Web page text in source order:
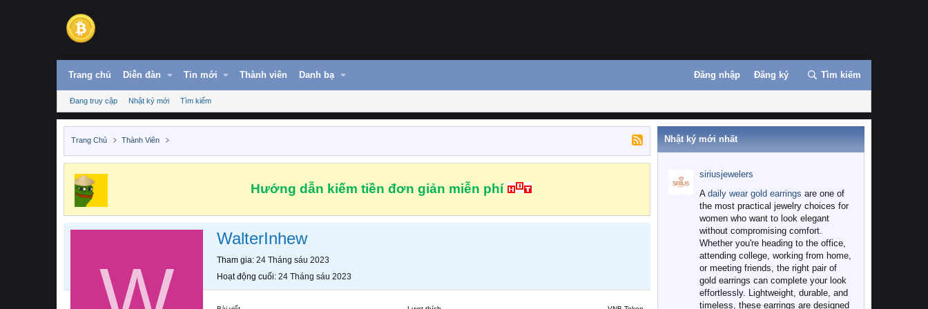
Trang chủ Diễn đàn Tin mới Thành viên Danh bạ Đăng nhập Đăng ký Tìm kiếm
Đang truy cập Nhật ký mới Tìm kiếm
Trang Chủ Thành Viên
Hướng dẫn kiếm tiền đơn giản miễn phí
WalterInhew
Tham gia 24 Tháng sáu 2023
Hoạt động cuối 24 Tháng sáu 2023
Nhật ký mới nhất
siriusjewelers
A daily wear gold earrings are one of
the most practical jewelry choices for
women who want to look elegant
without compromising comfort.
Whether you're heading to the office,
attending college, working from home,
or meeting friends, the right pair of
gold earrings can complete your look
effortlessly. Lightweight, durable, and
timeless, these earrings are designed